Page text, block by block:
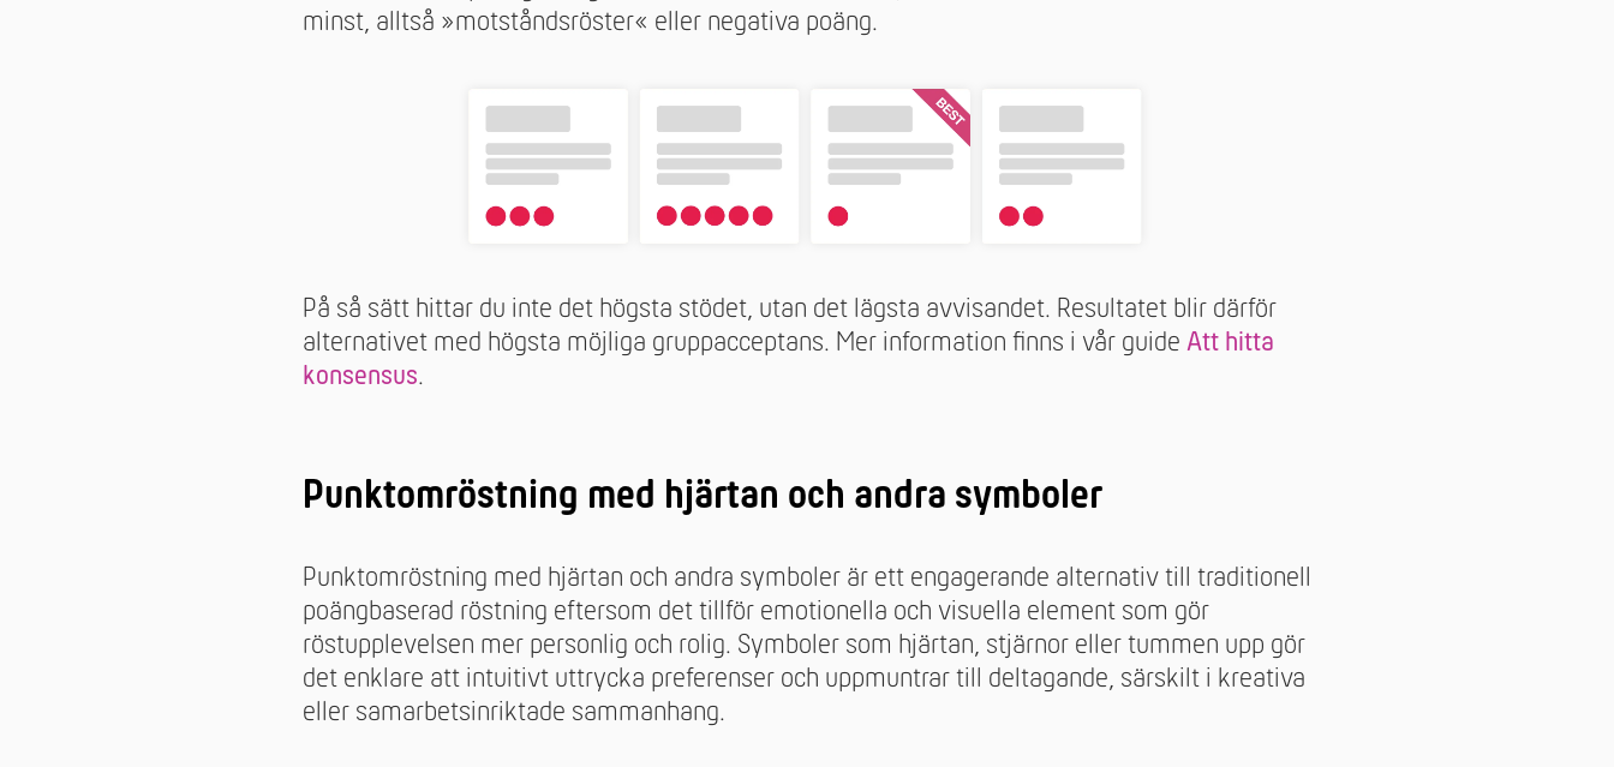
minst, alltså »motståndsröster« eller negativa poäng.
På så sätt hittar du inte det högsta stödet, utan det lägsta avvisandet. Resultatet blir därför
alternativet med högsta möjliga gruppacceptans. Mer information finns i vår guide Att hitta
konsensus.
Punktomröstning med hjärtan och andra symboler
Punktomröstning med hjärtan och andra symboler är ett engagerande alternativ till traditionell
poängbaserad röstning eftersom det tillför emotionella och visuella element som gör
röstupplevelsen mer personlig och rolig. Symboler som hjärtan, stjärnor eller tummen upp gör
det enklare att intuitivt uttrycka preferenser och uppmuntrar till deltagande, särskilt i kreativa
eller samarbetsinriktade sammanhang.